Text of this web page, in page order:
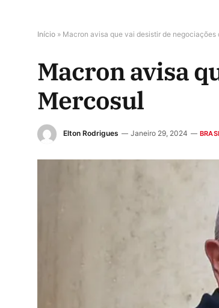
Início » Macron avisa que vai desistir de negociações
Macron avisa
Mercosul
Elton Rodrigues Janeiro 29, 2024